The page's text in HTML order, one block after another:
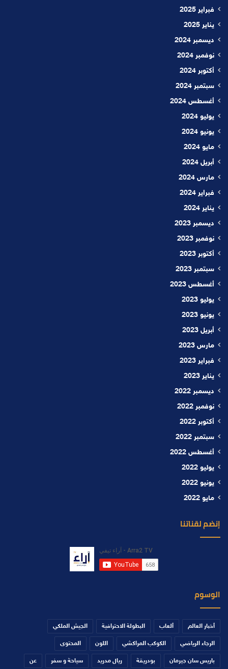
فبراير 2025
يناير 2025
ديسمبر 2024
نوفمبر 2024
أكتوبر 2024
سبتمبر 2024
أغسطس 2024
يوليو 2024
يونيو 2024
مايو 2024
أبريل 2024
مارس 2024
فبراير 2024
يناير 2024
ديسمبر 2023
نوفمبر 2023
أكتوبر 2023
سبتمبر 2023
أغسطس 2023
يوليو 2023
يونيو 2023
أبريل 2023
مارس 2023
فبراير 2023
يناير 2023
ديسمبر 2022
نوفمبر 2022
أكتوبر 2022
سبتمبر 2022
أغسطس 2022
يوليو 2022
يونيو 2022
مايو 2022
إنضم لقناتنا
الوسوم
أخبار العالم ألعاب البطولة الاحترافية الجيش الملكي
الرجاء الرياضي الكوكب المراكشي اللون المحتوى
باريس سان جيرمان بودريقة ريال مدريد سياحة و سفر عن